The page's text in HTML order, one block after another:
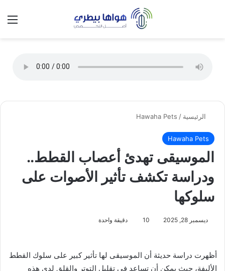
الوضع
الرئيسية /
Hawaha Pets
Hawaha Pets
الموسيقى تهدئ أعصاب القطط..
ودراسة تكشف تأثير الأصوات على
سلوكها
ديسمبر 28, 2025 10 دقيقة واحدة
أظهرت دراسة حديثة أن الموسيقى لها تأثير كبير على سلوك القطط
الأليفة، حيث يمكن أن تساعد في تقليل التوتر والقلق لدى هذه